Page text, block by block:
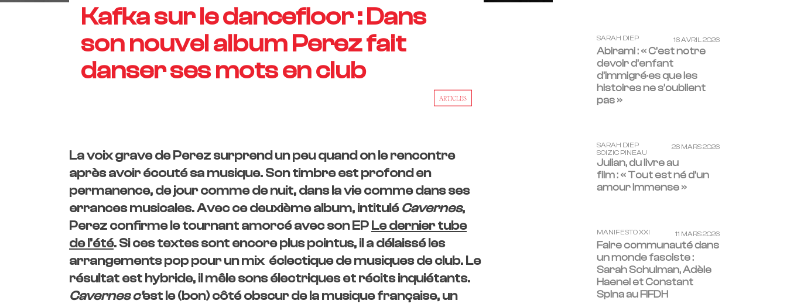
Kafka sur le dancefloor : Dans
son nouvel album Perez fait
danser ses mots en club
ARTICLES
La voix grave de Perez surprend un peu quand on le rencontre
après avoir écouté sa musique. Son timbre est profond en
permanence, de jour comme de nuit, dans la vie comme dans ses
errances musicales. Avec ce deuxième album, intituléCavernes,
Perez confirme le tournant amorcé avec son EPLe dernier tube
de l’été. Si ces textes sont encore plus pointus, il a délaissé les
arrangements pop pour un mix éclectique de musiques de club. Le
résultat est hybride, il mêle sons électriques et récits inquiétants.
Cavernes c’est le (bon) côté obscur de la musique française, un
SARAH DIEP 16 AVRIL 2026
Abirami : « C’est notre
devoir d’enfant
d’immigré·es que les
histoires ne s’oublient
pas »
SARAH DIEP
SOIZIC PINEAU
26 MARS 2026
Julian, du livre au
film : « Tout est né d’un
amour immense »
MANIFESTO XXI 11 MARS 2026
Faire communauté dans
un monde fasciste :
Sarah Schulman, Adèle
Haenel et Constant
Spina au FIFDH